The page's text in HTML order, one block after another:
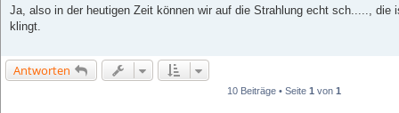
i
r
Ja, also in der heutigen Zeit können wir auf die Strahlung echt sch....., die
klingt.
Antworten
10 Beiträge • Seite 1 von 1